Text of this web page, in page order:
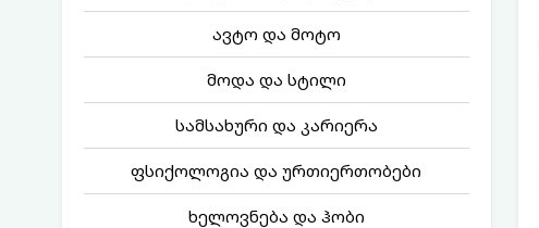
ავტო და მოტო
მოდა და სტილი
სამსახური და კარიერა
ფსიქოლოგია და ურთიერთობები
ხელოვნება და ჰობი